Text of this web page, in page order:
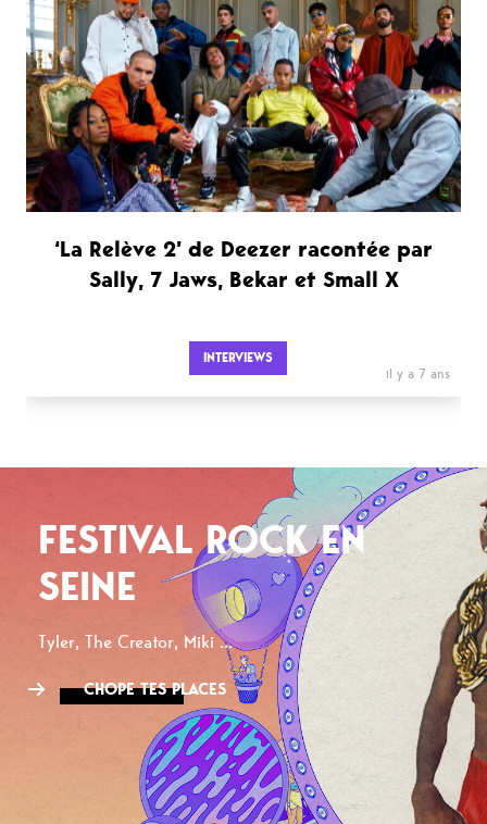
‘La Relève 2’ de Deezer racontée par
Sally, 7 Jaws, Bekar et Small X
INTERVIEWS
il y a 7 ans
FESTIVAL ROCK EN
SEINE
Tyler, The Creator, Miki ...
CHOPE TES PLACES